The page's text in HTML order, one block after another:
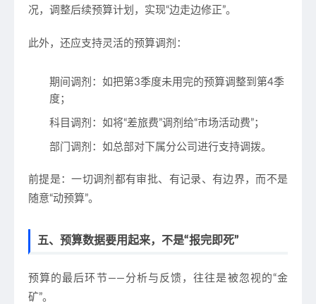
况， 调整后续预算计划，实现“边走边修正”。
此外，还应支持灵活的预算调剂：
期间调剂 ：如把第3季度未用完的预算调整到第4季
度；
科目调剂 ：如将“差旅费”调剂给“市场活动费”；
部门调剂 ：如总部对下属分公司进行支持调拨。
前提是：一切调剂都有审批、有记录、有边界 ，而不是
随意“动预算”。
五、预算数据要用起来，不是“报完即死”
预算的最后环节—— 分析与反馈 ，往往是被忽视的“金
矿”。